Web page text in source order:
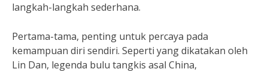
langkah-langkah sederhana.
Pertama-tama, penting untuk percaya pada
kemampuan diri sendiri. Seperti yang dikatakan oleh
Lin Dan, legenda bulu tangkis asal China,